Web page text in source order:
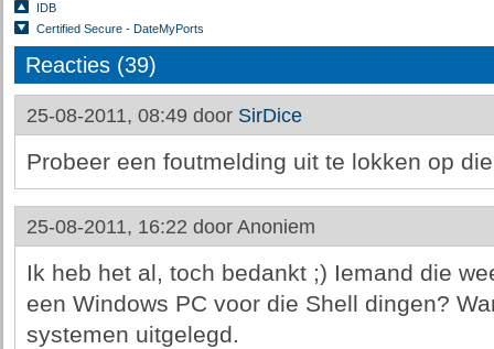
IDB
Certified Secure - DateMyPorts
Reacties (39)
25-08-2011, 08:49 door SirDice
Probeer een foutmelding uit te lokken op
25-08-2011, 16:22 door Anoniem
Ik heb het al, toch bedankt ;) Iemand die
een Windows PC voor die Shell dingen?
systemen uitgelegd.